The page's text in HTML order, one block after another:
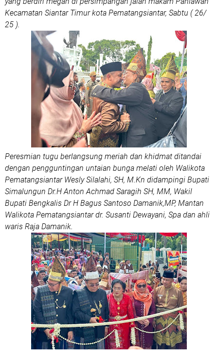
Kecamatan Siantar Timur kota Pematangsiantar, Sabtu ( 26/
25 ).
Peresmian tugu berlangsung meriah dan khidmat ditandai
dengan pengguntingan untaian bunga melati oleh Walikota
Pematangsiantar Wesly Silalahi, SH, M.Kn didampingi Bupati
Simalungun Dr.H Anton Achmad Saragih SH, MM, Wakil
Bupati Bengkalis Dr H Bagus Santoso Damanik,MP, Mantan
Walikota Pematangsiantar dr. Susanti Dewayani, Spa dan ahli
waris Raja Damanik.